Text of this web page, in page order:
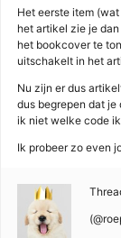
Het eerste item
het artikel zie je
het bookcover te
uitschakelt in het
Nu zijn er dus
dus begrepen dat
ik niet welke code
Ik probeer zo even